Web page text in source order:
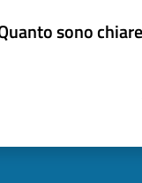
sono